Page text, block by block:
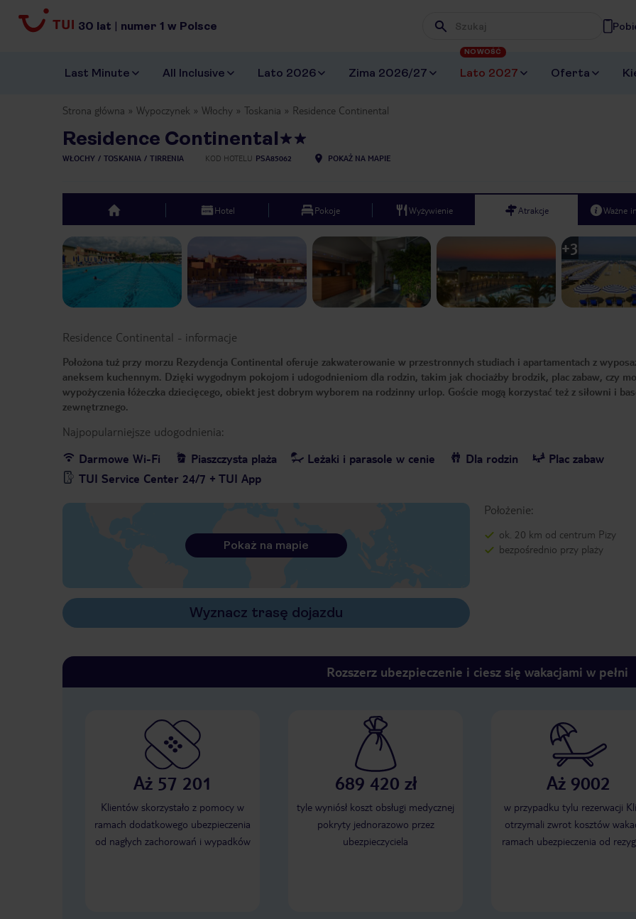
30 lat | numer 1 w Polsce Wpisz frazę, której szukasz
Last Minute All Inclusive Lato 2026 Zima 2026/27 Lato 2027
NOWOŚĆ
Oferta
Strona główna Wypoczynek Włochy Toskania Residence Continental
Residence Continental
WŁOCHY TOSKANIA TIRRENIA KOD HOTELU PSA85062 POKAŻ NA MAPIE
top Hotel Pokoje Wyżywienie Atrakcje Ważne
+3
Residence Continental - informacje
Położona tuż przy morzu Rezydencja Continental oferuje zakwaterowanie w przestronnych studiach i apartamentach z
aneksem kuchennym. Dzięki wygodnym pokojom i udogodnieniom dla rodzin, takim jak chociażby brodzik, plac zabaw, czy
wypożyczenia łóżeczka dziecięcego, obiekt jest dobrym wyborem na rodzinny urlop. Goście mogą korzystać też z siłowni i
zewnętrznego.
Najpopularniejsze udogodnienia:
Darmowe Wi-Fi
Piaszczysta plaża Leżaki i parasole w cenie Dla rodzin
Plac zabaw
TUI Service Center 24/7 + TUI App
Położenie:
ok. 20 km od centrum Pizy
bezpośrednio przy plaży
Pokaż na mapie
Wyznacz trasę dojazdu
Rozszerz ubezpieczenie i ciesz się wakacjami w pełni
Aż 57 201
Klientów skorzystało z pomocy w
ramach dodatkowego ubezpieczenia
od nagłych zachorowań i wypadków
689 420 zł
tyle wyniósł koszt obsługi medycznej
pokryty jednorazowo przez
ubezpieczyciela
Aż 9002
w przypadku tylu rezerwacji
otrzymali zwrot kosztów
ramach ubezpieczenia od